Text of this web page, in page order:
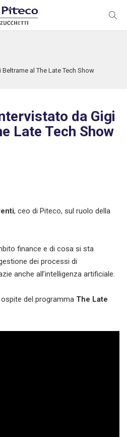
al The Late Tech Show
da Gigi
Late Tech Show
, ceo di Piteco, sul ruolo della
finance e di cosa si sta
dei processi di
anche all’intelligenza artificiale.
ospite del programma The Late